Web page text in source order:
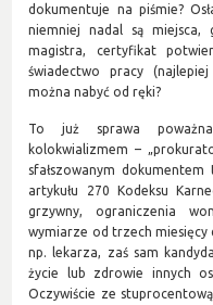
dokumentuje na piśmie?
niemniej nadal są miejsca,
magistra, certyfikat
świadectwo pracy
można nabyć od ręki?
To już sprawa
kolokwializmem –
sfałszowanym
artykułu 270 Kodeksu
grzywny, ograniczenia
wymiarze od trzech miesięcy
np. lekarza, zaś sam
życie lub zdrowie innych
Oczywiście ze